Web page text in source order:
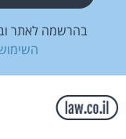
בהרשמה לאתר